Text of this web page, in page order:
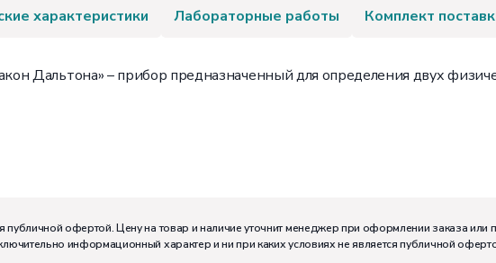
характеристики Лабораторные работы Комплект
Дальтона» – прибор предназначенный для определения двух
током:I
˚С:+10…+35
публичной офертой. Цену на товар и наличие уточнит менеджер при оформлении заказа
информационный характер и ни при каких условиях не является публичной